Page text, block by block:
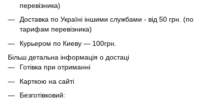
перевізника)
Доставка по Україні іншими службами - від 50 грн. (по
тарифам перевізника)
Курьером по Киеву — 100грн.
Більш детальна інформація о достаці
Готівка при отриманні
Карткою на сайті
Безготівковий: